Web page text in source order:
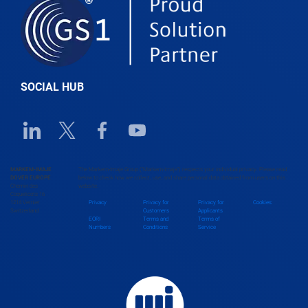
Belgium
Belize
Bolivia
SOCIAL HUB
Linkedin URL link
Twitter URL linkFacebook URL link
Youtube URL link
MARKEM-IMAJE
DOVER EUROPE
Chemin des
Coquelicots 16
1214 Vernier
Switzerland
The Markem-Imaje Group (“Markem-Imaje”) respects your individual privacy. Please read
below to check how we collect, use, and share personal data obtained from users on this
website.
Privacy
Privacy for
Customers
Privacy for
Applicants
Cookies
EORI
Numbers
Terms and
Conditions
Terms of
Service